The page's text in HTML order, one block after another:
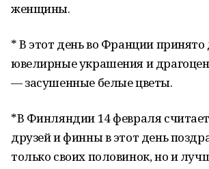
женщины.
* В этот день во Франции принято
ювелирные украшения и
— засушенные белые цветы.
*В Финляндии 14 февраля
друзей и финны в этот день
только своих половинок, но и